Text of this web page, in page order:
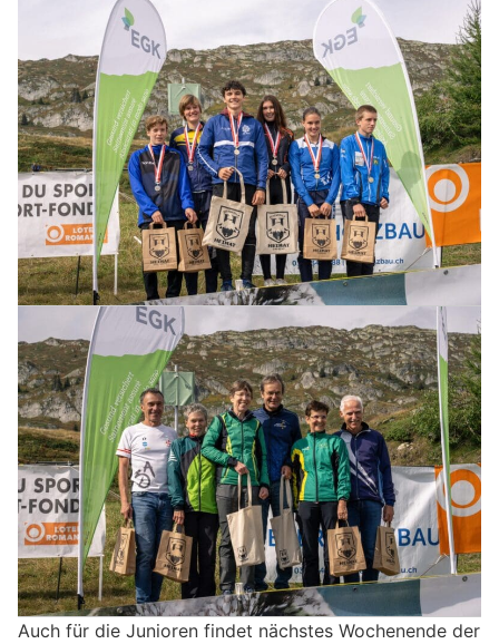
Auch für die Junioren findet nächstes Wochenende der